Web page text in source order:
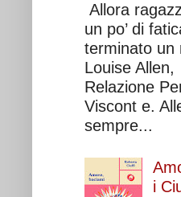
Allora
un po’ di
terminato un
Louise
Relazione
Viscont e.
sempre...
i